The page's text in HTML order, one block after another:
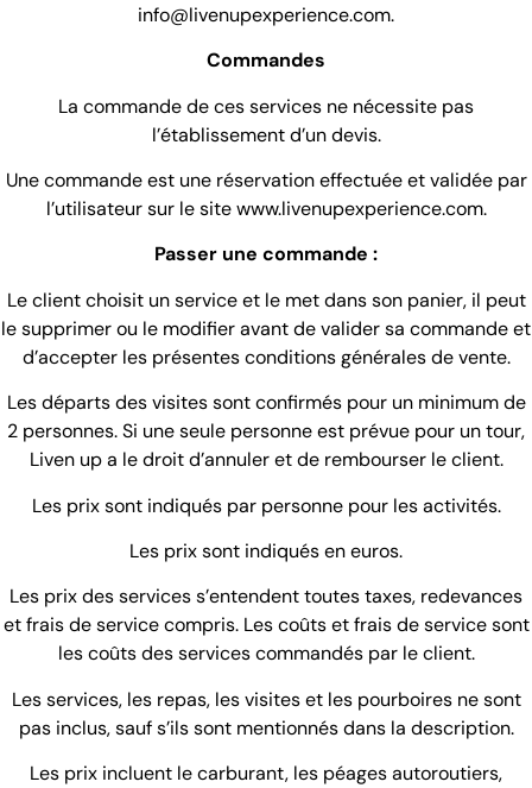
info@livenupexperience.com.
Commandes
La commande de ces services ne nécessite pas
l’établissement d’un devis.
Une commande est une réservation effectuée et validée par
l’utilisateur sur le site www.livenupexperience.com.
Passer une commande :
Le client choisit un service et le met dans son panier, il peut
le supprimer ou le modifier avant de valider sa commande et
d’accepter les présentes conditions générales de vente.
Les départs des visites sont confirmés pour un minimum de
2 personnes. Si une seule personne est prévue pour un tour,
Liven up a le droit d’annuler et de rembourser le client.
Les prix sont indiqués par personne pour les activités.
Les prix sont indiqués en euros.
Les prix des services s’entendent toutes taxes, redevances
et frais de service compris. Les coûts et frais de service sont
les coûts des services commandés par le client.
Les services, les repas, les visites et les pourboires ne sont
pas inclus, sauf s’ils sont mentionnés dans la description.
Les prix incluent le carburant, les péages autoroutiers,